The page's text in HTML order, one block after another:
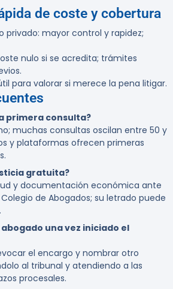
de coste y cobertura
privado: mayor control y rapidez;
nulo si se acredita; trámites
para valorar si merece la pena litigar.
primera consulta?
muchas consultas oscilan entre 50 y
y plataformas ofrecen primeras
gratuita?
y documentación económica ante
de Abogados; su letrado puede
una vez iniciado el
el encargo y nombrar otro
al tribunal y atendiendo a las
procesales.